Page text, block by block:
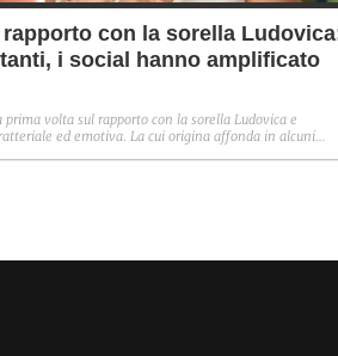
con la sorella
i social hanno amplificato
volta sul rapporto con la sorella Ludovica e
ed emotiva. La cui origina affonda in alcuni